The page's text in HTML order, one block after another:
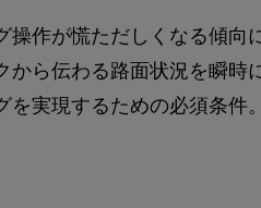
操作が慌ただしくなる傾向
から伝わる路面状況を瞬時
を実現するための必須条件